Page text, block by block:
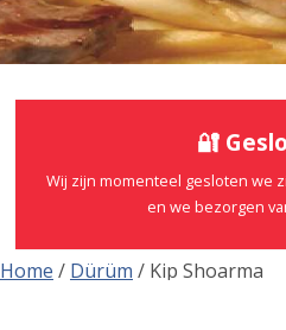
🔐
Wij zijn momenteel gesloten we
en we bezorgen
Home / Dürüm / Kip Shoarma